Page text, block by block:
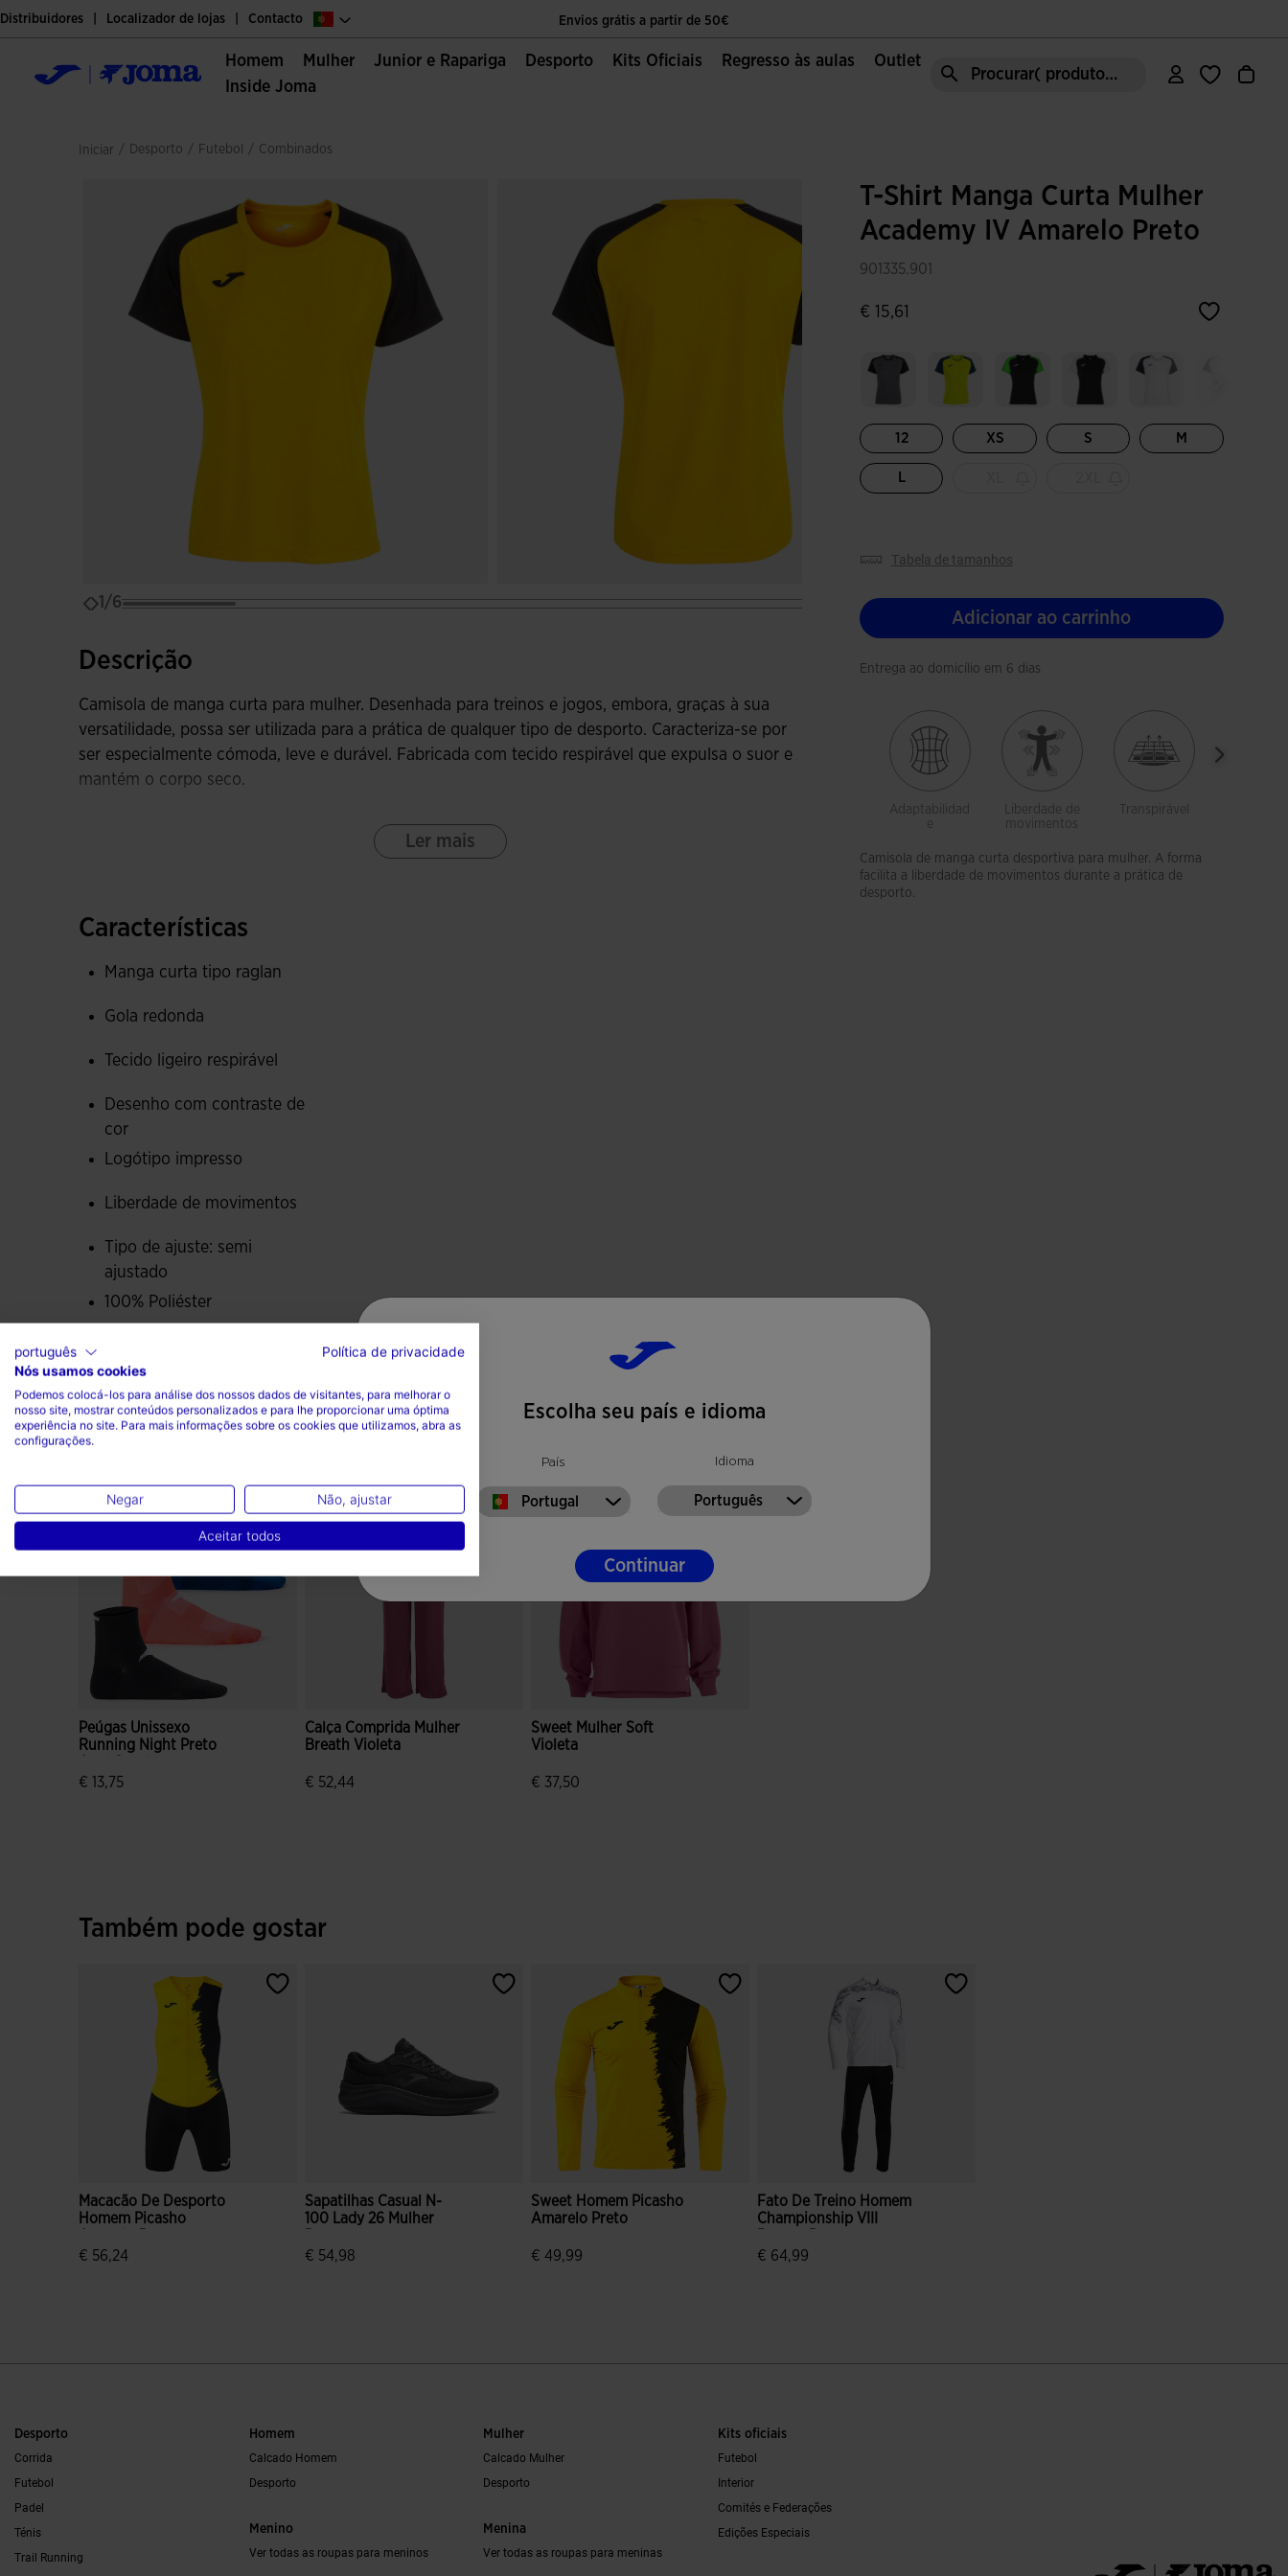
Envios grátis a partir de 50€
O único sítio oficial da Joma Sport
Distribuidores Localizador de lojas Contacto
Homem Mulher Junior e Rapariga Desporto Kits Oficiais Regresso às aulas
Outlet
Inside Joma
Procurar( produto, moda, área, etc)
Iniciar / desporto / futebol / combinados
1/6
Descrição
Camisola de manga curta para mulher. Desenhada para treinos e jogos, embora, graças à sua
versatilidade, possa ser utilizada para a prática de qualquer tipo de desporto. Caracteriza-se por
ser especialmente cómoda, leve e durável. Fabricada com tecido respirável que expulsa o suor e
mantém o corpo seco.
Esta camisola de gola redonda elástica incorpora manga curta tipo raglán para favorecer a
liberdade de movimento. Este tipo de mangas é mais flexível do que o design normal, uma vez
Está confeccionada em tecido resistente e respirável, que facilita a evacuação do suor e, por
adapta-se à forma física da atleta e dá liberdade aos seus movimentos.
Quanto ao design, destaca-se o toque clássico e minimalista, com cortes de contraste a cor nas
Ler mais
Características
Manga curta tipo raglan
Gola redonda
Tecido ligeiro respirável
Desenho com contraste de
cor
Logótipo impresso
Liberdade de movimentos
Tipo de ajuste: semi
ajustado
100% Poliéster
T-Shirt Manga Curta Mulher
Academy IV Amarelo Preto
901335.901
€ 15,61
12 XS S M
L
tabela de tamanhos
Adicionar ao carrinho
Entrega ao domicílio em 6 dias
Adaptabilidad
e
Liberdade de
movimentos
Transpirável
Camisola de manga curta desportiva para mulher. A forma
facilita a liberdade de movimentos durante a prática de
desporto.
Peúgas Unissexo
Running Night Preto
€ 13,75
Calça Comprida Mulher
Breath Violeta
€ 52,44
Sweet Mulher Soft
Violeta
€ 37,50
Também pode gostar
Macacão De Desporto
Homem Picasho
€ 56,24
Sapatilhas Casual N-
100 Lady 26 Mulher
€ 54,98
Sweet Homem Picasho
Amarelo Preto
€ 49,99
Fato De Treino Homem
Championship VIII
€ 64,99
Desporto
Corrida
Futebol
Padel
Ténis
Trail Running
Homem
Calcado Homem
Desporto
Menino
Ver todas as roupas para meninos
Mulher
Calcado Mulher
Desporto
Menina
Ver todas as roupas para meninas
Kits oficiais
Futebol
Interior
Comités e Federações
Edições Especiais
Escolha seu país e idioma
País
Portugal
Idioma
Português
Continuar
português
Política de privacidade
Nós usamos cookies
Podemos colocá-los para análise dos nossos dados de visitantes, para melhorar o
nosso site, mostrar conteúdos personalizados e para lhe proporcionar uma óptima
experiência no site. Para mais informações sobre os cookies que utilizamos, abra as
configurações.
Negar Não, ajustar
Aceitar todos